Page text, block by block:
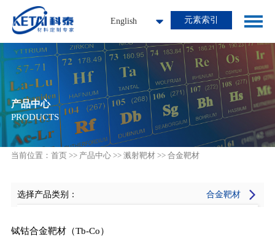
English 元素索引
产品中心
PRODUCTS
当前位置： 首页>> 产品中心>> 溅射靶材>> 合金靶材
选择产品类别： 合金靶材
全部产品
铽钴合金靶材（Tb-Co）